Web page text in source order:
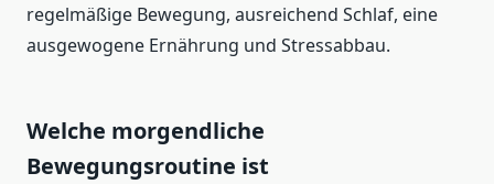
regelmäßige Bewegung, ausreichend Schlaf, eine
ausgewogene Ernährung und Stressabbau.
Welche morgendliche
Bewegungsroutine ist